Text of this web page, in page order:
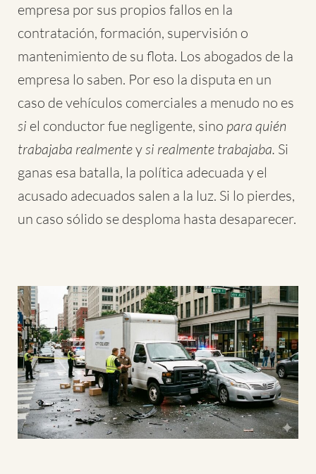
empresa por sus propios fallos en la
contratación, formación, supervisión o
mantenimiento de su flota. Los abogados de la
empresa lo saben. Por eso la disputa en un
caso de vehículos comerciales a menudo no es
si el conductor fue negligente, sino para quién
trabajaba realmenteysi realmente trabajaba. Si
ganas esa batalla, la política adecuada y el
acusado adecuados salen a la luz. Si lo pierdes,
un caso sólido se desploma hasta desaparecer.